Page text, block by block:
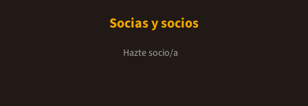
Socias y socios
Hazte socio/a